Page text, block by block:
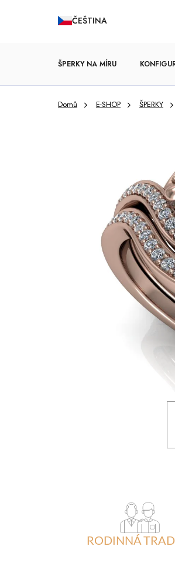
ČEŠTINA
ŠPERKY NA MÍRU
ZÁSNUBNÍ
Domů E-SHOP ŠPERKY
RODINNÁ